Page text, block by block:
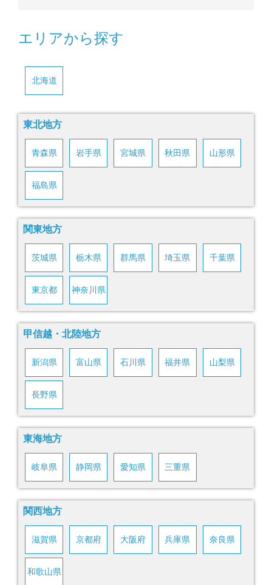
エリアから探す
北海道
東北地方
青森県 岩手県 宮城県 秋田県 山形県
福島県
関東地方
茨城県 栃木県 群馬県 埼玉県 千葉県
東京都 神奈川県
甲信越・北陸地方
新潟県 富山県 石川県 福井県 山梨県
長野県
東海地方
岐阜県 静岡県 愛知県 三重県
関西地方
滋賀県 京都府 大阪府 兵庫県 奈良県
和歌山県